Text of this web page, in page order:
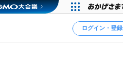
ログイン・登録